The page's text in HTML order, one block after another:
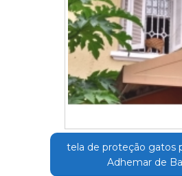
tela de proteção gatos
Adhemar de